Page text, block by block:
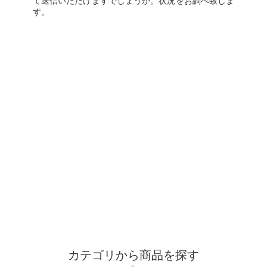
す。
カテゴリから商品を探す